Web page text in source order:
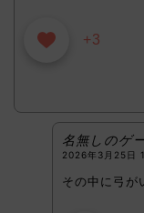
+3
名無しのゲ
2026年3月25日
その中に弓が